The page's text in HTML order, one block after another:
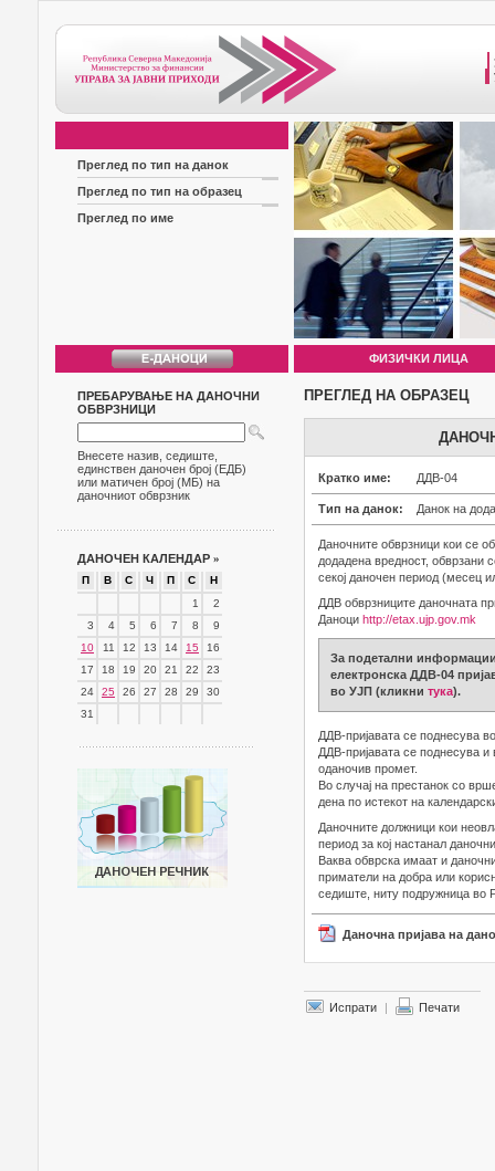
Преглед по тип на данок
Преглед по тип на образец
Преглед по име
ФИЗИЧКИ ЛИЦА
ПРЕБАРУВАЊЕ НА ДАНОЧНИ
ОБВРЗНИЦИ
Внесете назив, седиште,
единствен даночен број (ЕДБ)
или матичен број (МБ) на
даночниот обврзник
ДАНОЧЕН КАЛЕНДАР »
П В С Ч П С
Н
1
2
3
4 5 6 7 8
9
10
11 12 13 14 15
16
17
18 19 20 21 22
23
24
25 26 27 28 29
30
31
ПРЕГЛЕД НА ОБРАЗЕЦ
Кратко име: ДДВ-04
Тип на данок: Данок на
Даночните обврзници кои се
додадена вредност, обврзани
секој даночен период (месец
ДДВ обврзниците даночната
Даноци http://etax.ujp.gov.mk
За подетални информации
електронска ДДВ-04
во УЈП (кликни тука).
ДДВ-пријавата се поднесува
ДДВ-пријавата се поднесува
оданочив промет.
Во случај на престанок со
дена по истекот на
Даночните должници кои
период за кој настанал
Ваква обврска имаат и
приматели на добра или
седиште, ниту подружница во
Даночна пријава на
Испрати | Печати